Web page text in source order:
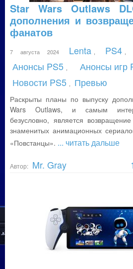
Star Wars Outlaws
дополнения и
фанатов
7 августа 2024 Lenta PS4
Анонсы PS5 Анонсы игр
Новости PS5 Превью
Раскрыты планы по выпуску
Wars Outlaws, и самым
безусловно, является
знаменитых анимационных
«Повстанцы». ... читать дальше
Автор: Mr. Gray